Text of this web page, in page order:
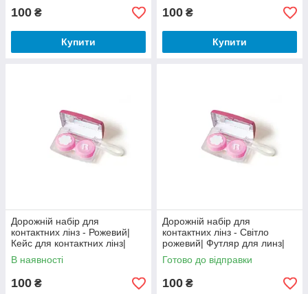
100 ₴
Купити
100 ₴
Купити
Дорожній набір для
контактних лінз - Рожевий|
Кейс для контактних лінз|
Футляр для лінз|
В наявності
100 ₴
Дорожній набір для
контактних лінз - Світло
рожевий| Футляр для линз|
Кейс для зберігання
контактних лінз
Готово до відправки
100 ₴